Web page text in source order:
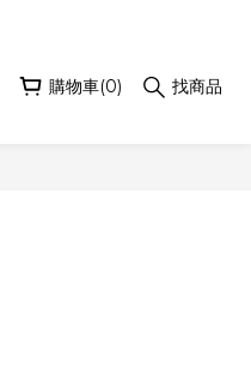
購物車(0)
找商品
立即購買